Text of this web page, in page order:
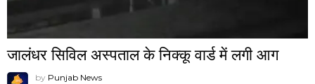
जालंधर सिविल अस्पताल के निक्कू वार्ड में लगी आग
by Punjab News